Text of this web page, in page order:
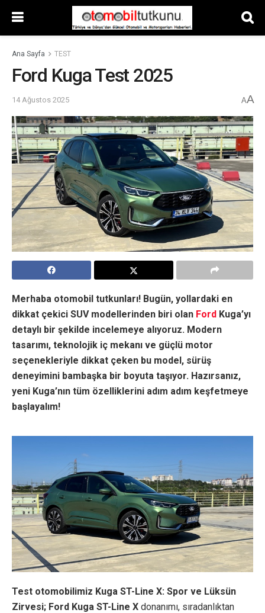
Ana Sayfa TEST
Ford Kuga Test 2025
14 Ağustos 2025 AA
Merhaba otomobil tutkunları! Bugün, yollardaki en
dikkat çekici SUV modellerinden biri olan Ford Kuga’yı
detaylı bir şekilde incelemeye alıyoruz. Modern
tasarımı, teknolojik iç mekanı ve güçlü motor
seçenekleriyle dikkat çeken bu model, sürüş
deneyimini bambaşka bir boyuta taşıyor. Hazırsanız,
yeni Kuga’nın tüm özelliklerini adım adım keşfetmeye
başlayalım!
Test otomobilimiz Kuga ST-Line X: Spor ve Lüksün
Zirvesi; Ford Kuga ST-Line X donanımı, sıradanlıktan